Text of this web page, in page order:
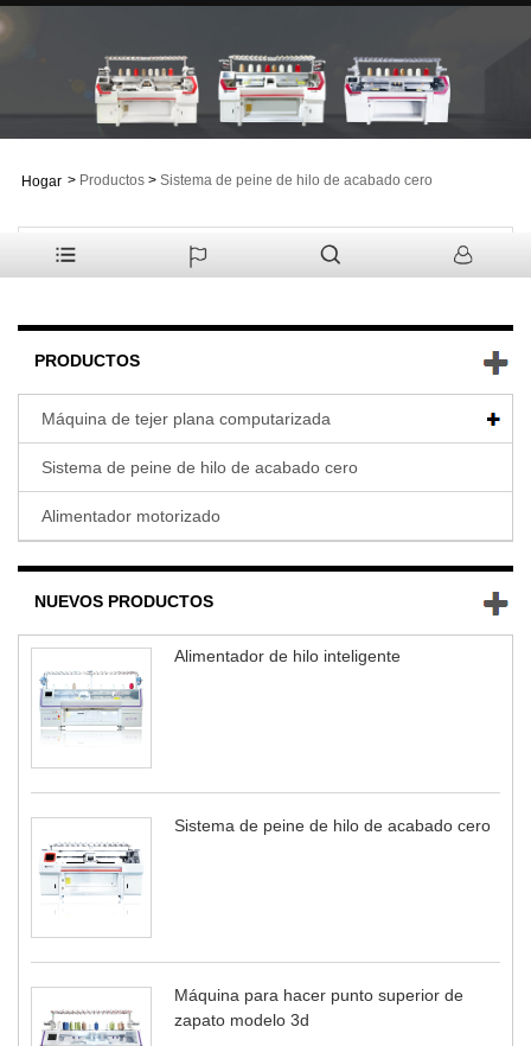
Hogar > Productos > Sistema de peine de hilo de acabado cero
PRODUCTOS
Máquina de tejer plana computarizada
Sistema de peine de hilo de acabado cero
Alimentador motorizado
NUEVOS PRODUCTOS
Alimentador de hilo inteligente
Sistema de peine de hilo de acabado cero
Máquina para hacer punto superior de
zapato modelo 3d